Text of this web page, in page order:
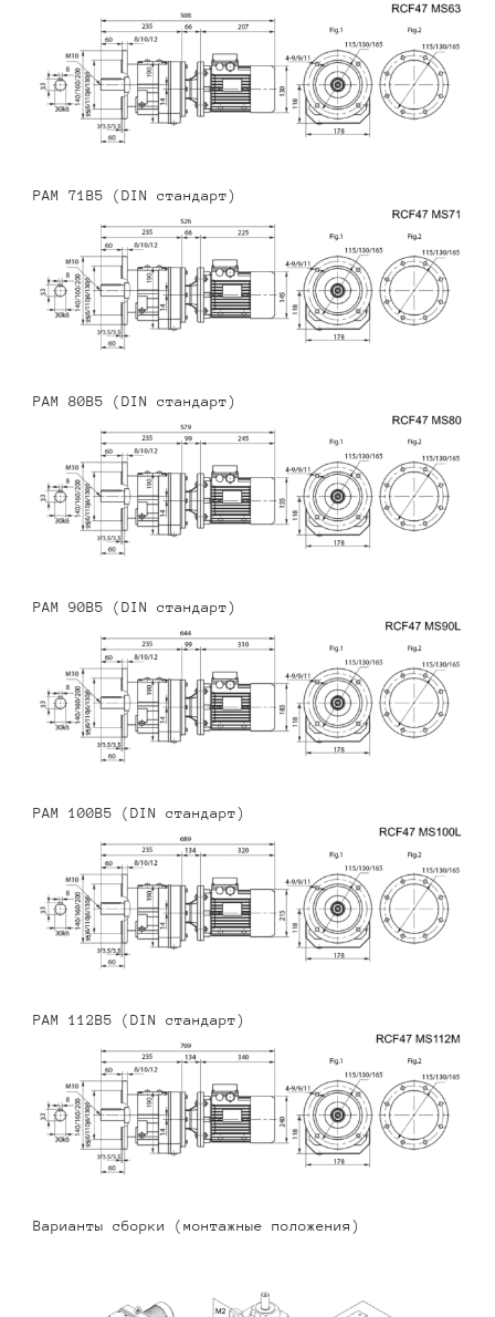
PAM 71B5 (DIN стандарт)
PAM 80B5 (DIN стандарт)
PAM 90B5 (DIN стандарт)
PAM 100B5 (DIN стандарт)
PAM 112B5 (DIN стандарт)
Варианты сборки (монтажные положения)